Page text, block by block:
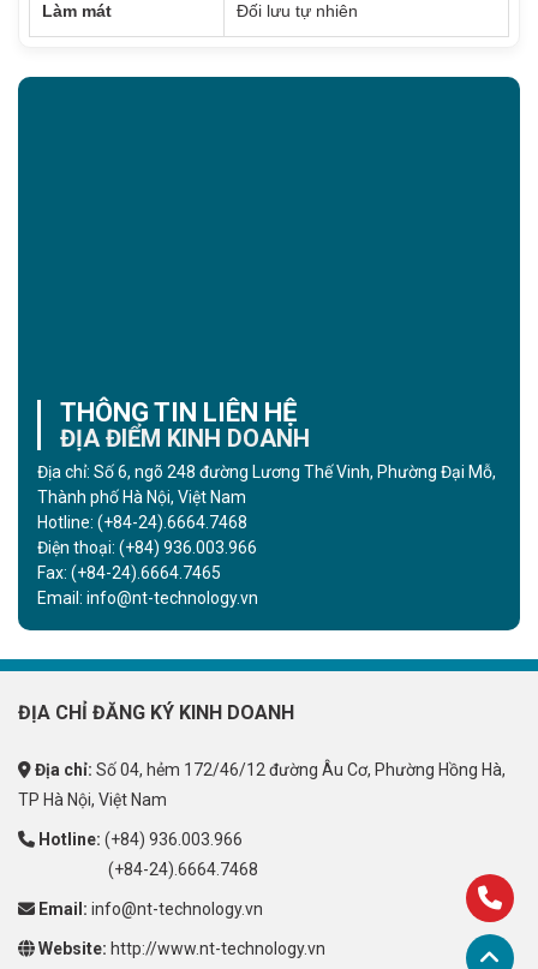
Làm mát Đối lưu tự nhiên
THÔNG TIN LIÊN HỆ
ĐỊA ĐIỂM KINH DOANH
Địa chỉ: Số 6, ngõ 248 đường Lương Thế Vinh, Phường Đại Mỗ,
Thành phố Hà Nội, Việt Nam
Hotline: (+84-24).6664.7468
Điện thoại: (+84) 936.003.966
Fax: (+84-24).6664.7465
Email: info@nt-technology.vn
ĐỊA CHỈ ĐĂNG KÝ KINH DOANH
Địa chỉ: Số 04, hẻm 172/46/12 đường Âu Cơ, Phường Hồng Hà,
TP Hà Nội, Việt Nam
Hotline: (+84) 936.003.966
(+84-24).6664.7468
Email: info@nt-technology.vn
Website: http://www.nt-technology.vn